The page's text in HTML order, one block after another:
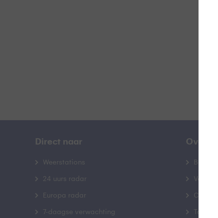
Direct naar
Weerstations
24 uurs radar
Europa radar
7-daagse verwachting
Over
Contact